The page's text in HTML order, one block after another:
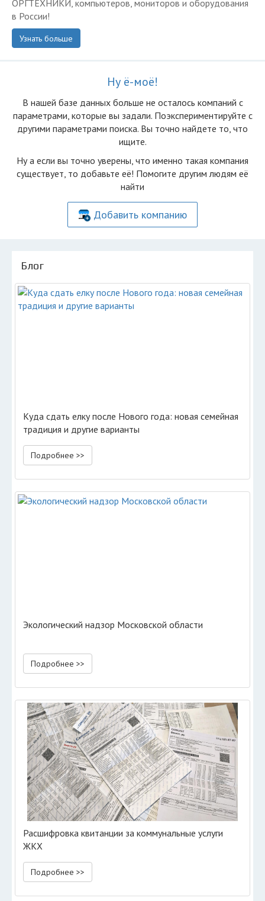
ОРГТЕХНИКИ, компьютеров, мониторов и оборудования
в России!
Узнать больше
Ну ё-моё!
В нашей базе данных больше не осталоcь компаний с
параметрами, которые вы задали. Поэкспериментируйте с
другими параметрами поиска. Вы точно найдете то, что
ищите.
Ну а если вы точно уверены, что именно такая компания
существует, то добавьте её! Помогите другим людям её
найти
Добавить компанию
Блог
Куда сдать елку после Нового года: новая семейная
традиция и другие варианты
Подробнее >>
Экологический надзор Московской области
Подробнее >>
Расшифровка квитанции за коммунальные услуги
ЖКХ
Подробнее >>